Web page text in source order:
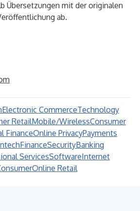
Übersetzungen mit der originalen
ab.
Electronic CommerceTechnology
RetailMobile/WirelessConsumer
FinanceOnline PrivacyPayments
FinanceSecurityBanking
ServicesSoftwareInternet
Online Retail